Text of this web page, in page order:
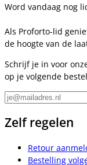
Word vandaag nog
Als Proforto-lid
de hoogte van de
Schrijf je in voor
op je volgende
Zelf regelen
Retour
Bestelling